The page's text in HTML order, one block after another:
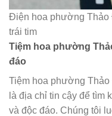
Điện hoa phường Thảo
trái tim
Tiệm hoa phường
đáo
Tiệm hoa phường
là địa chỉ tin cậy để tìm
và độc đáo. Chúng tôi